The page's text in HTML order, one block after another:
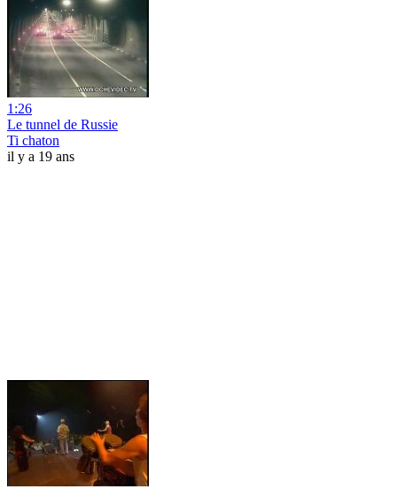
1:26
Le tunnel de Russie
Ti chaton
il y a 19 ans